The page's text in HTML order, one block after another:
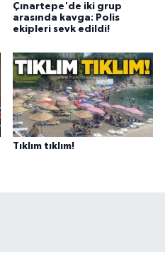
Çınartepe'de iki grup
arasında kavga: Polis
ekipleri sevk edildi!
Tıklım tıklım!